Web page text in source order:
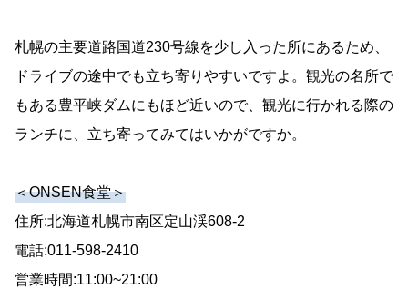
札幌の主要道路国道230号線を少し入った所にあるため、
ドライブの途中でも立ち寄りやすいですよ。観光の名所で
もある豊平峡ダムにもほど近いので、観光に行かれる際の
ランチに、立ち寄ってみてはいかがですか。
＜ONSEN食堂＞
住所:北海道札幌市南区定山渓608-2
電話:011-598-2410
営業時間:11:00~21:00